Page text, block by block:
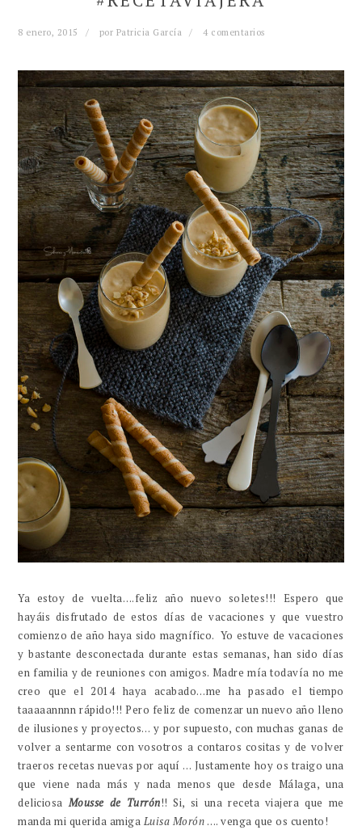
8 enero, 2015 por Patricia García 4 comentarios
Ya estoy de vuelta….feliz año nuevo soletes!!! Espero que
hayáis disfrutado de estos días de vacaciones y que vuestro
comienzo de año haya sido magnífico. Yo estuve de vacaciones
y bastante desconectada durante estas semanas, han sido días
en familia y de reuniones con amigos. Madre mía todavía no me
creo que el 2014 haya acabado…me ha pasado el tiempo
taaaaannnn rápido!!! Pero feliz de comenzar un nuevo año lleno
de ilusiones y proyectos… y por supuesto, con muchas ganas de
volver a sentarme con vosotros a contaros cositas y de volver
traeros recetas nuevas por aquí … Justamente hoy os traigo una
que viene nada más y nada menos que desde Málaga, una
deliciosaMousse de Turrón!! Si, si una receta viajera que me
manda mi querida amiga Luisa Morón …. venga que os cuento!